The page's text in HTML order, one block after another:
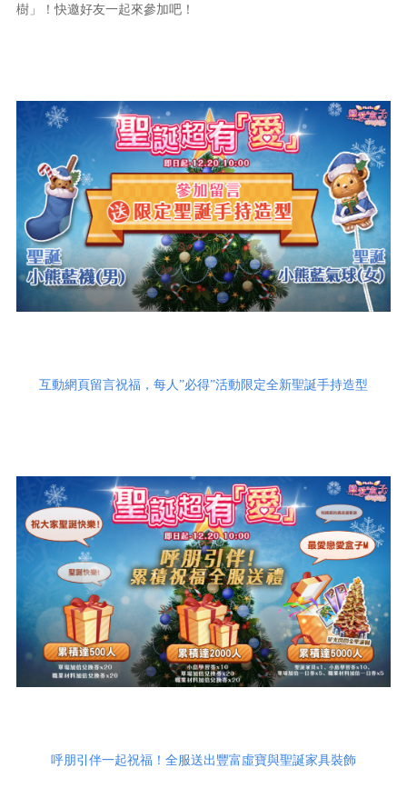
樹」！快邀好友一起來參加吧！
互動網頁留言祝福，每人”必得”活動限定全新聖誕手持造型
呼朋引伴一起祝福！全服送出豐富虛寶與聖誕家具裝飾